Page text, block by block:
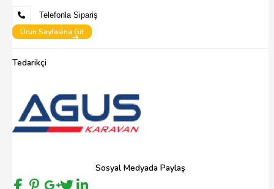
Telefonla Sipariş
Ürün Sayfasina Git
Tedarikçi
Sosyal Medyada Paylaş